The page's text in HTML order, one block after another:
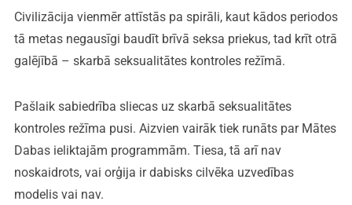
Civilizācija vienmēr attīstās pa spirāli, kaut kādos periodos
tā metas negausīgi baudīt brīvā seksa priekus, tad krīt otrā
galējībā – skarbā seksualitātes kontroles režīmā.
Pašlaik sabiedrība sliecas uz skarbā seksualitātes
kontroles režīma pusi. Aizvien vairāk tiek runāts par Mātes
Dabas ieliktajām programmām. Tiesa, tā arī nav
noskaidrots, vai orģija ir dabisks cilvēka uzvedības
modelis vai nav.